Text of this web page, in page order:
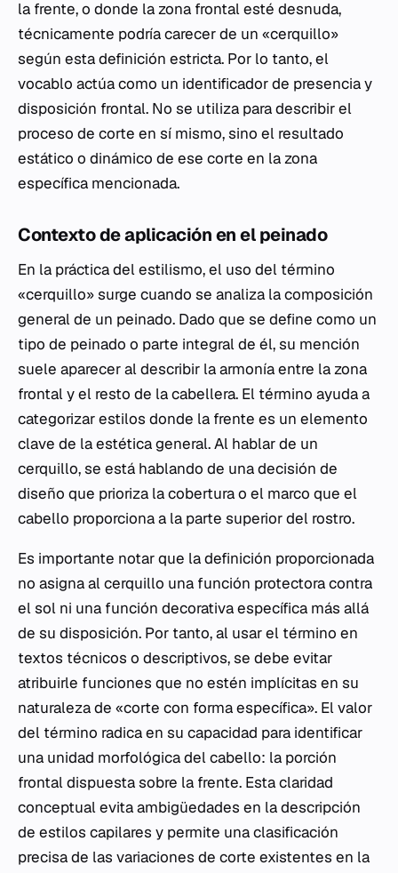
la frente, o donde la zona frontal esté desnuda,
técnicamente podría carecer de un «cerquillo»
según esta definición estricta. Por lo tanto, el
vocablo actúa como un identificador de presencia y
disposición frontal. No se utiliza para describir el
proceso de corte en sí mismo, sino el resultado
estático o dinámico de ese corte en la zona
específica mencionada.
Contexto de aplicación en el peinado
En la práctica del estilismo, el uso del término
«cerquillo» surge cuando se analiza la composición
general de un peinado. Dado que se define como un
tipo de peinado o parte integral de él, su mención
suele aparecer al describir la armonía entre la zona
frontal y el resto de la cabellera. El término ayuda a
categorizar estilos donde la frente es un elemento
clave de la estética general. Al hablar de un
cerquillo, se está hablando de una decisión de
diseño que prioriza la cobertura o el marco que el
cabello proporciona a la parte superior del rostro.
Es importante notar que la definición proporcionada
no asigna al cerquillo una función protectora contra
el sol ni una función decorativa específica más allá
de su disposición. Por tanto, al usar el término en
textos técnicos o descriptivos, se debe evitar
atribuirle funciones que no estén implícitas en su
naturaleza de «corte con forma específica». El valor
del término radica en su capacidad para identificar
una unidad morfológica del cabello: la porción
frontal dispuesta sobre la frente. Esta claridad
conceptual evita ambigüedades en la descripción
de estilos capilares y permite una clasificación
precisa de las variaciones de corte existentes en la